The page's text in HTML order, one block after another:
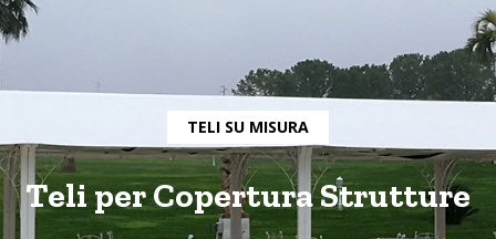
PVC
su
—
Panaro
TELI SU MISURA
Teli per Copertura Strutture